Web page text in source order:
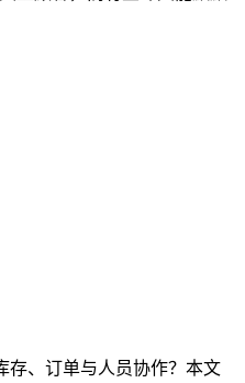
存、订单与人员协作？本文